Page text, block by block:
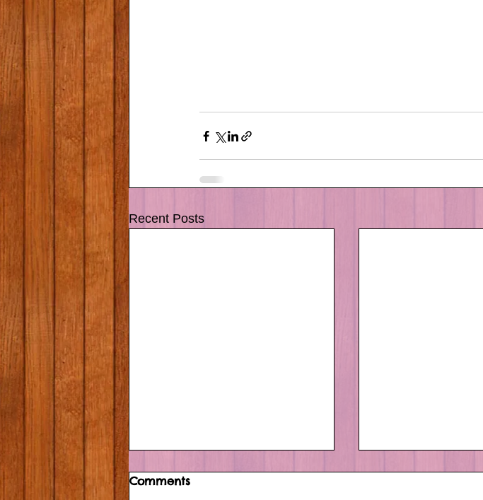
Recent Posts
Comments